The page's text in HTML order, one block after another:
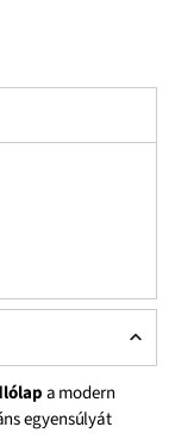
a modern
egyensúlyát